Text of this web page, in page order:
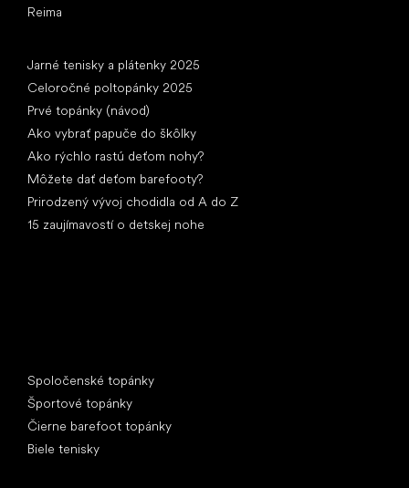
Reima
Jarné tenisky a plátenky 2025
Celoročné poltopánky 2025
Prvé topánky (návod)
Ako vybrať papuče do škôlky
Ako rýchlo rastú deťom nohy?
Môžete dať deťom barefooty?
Prirodzený vývoj chodidla od A do Z
15 zaujímavostí o detskej nohe
Spoločenské topánky
Športové topánky
Čierne barefoot topánky
Biele tenisky